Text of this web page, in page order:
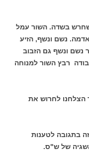
בשדה. השור עמל
נשם ונשף, הזיע
נשם ונשף גם הזבוב
רבץ השור למנוחה
הצלחנו לחרוש את
בתגובה לטענות
של ש"ס.